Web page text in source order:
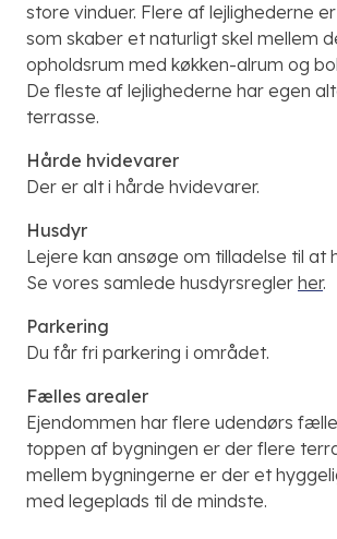
store vinduer. Flere af lejlighederne
som skaber et naturligt skel mellem
opholdsrum med køkken-alrum og
De fleste af lejlighederne har egen
terrasse.
Hårde hvidevarer
Der er alt i hårde hvidevarer.
Husdyr
Lejere kan ansøge om tilladelse til at
Se vores samlede husdyrsregler her.
Parkering
Du får fri parkering i området.
Fælles arealer
Ejendommen har flere udendørs
toppen af bygningen er der flere
mellem bygningerne er der et
med legeplads til de mindste.